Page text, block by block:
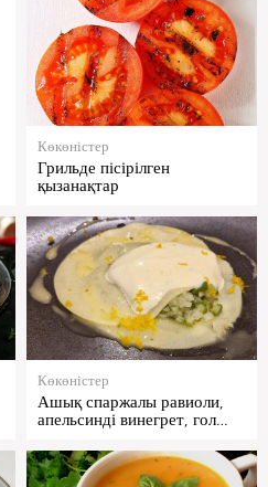
Көкөністер
Грильде пісірілген
қызанақтар
Көкөністер
Ашық спаржалы равиоли,
апельсинді винегрет, гол…